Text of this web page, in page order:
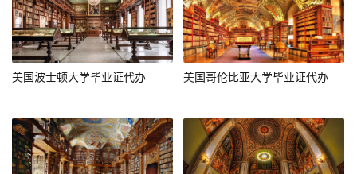
美国波士顿大学毕业证代办 美国哥伦比亚大学毕业证代办